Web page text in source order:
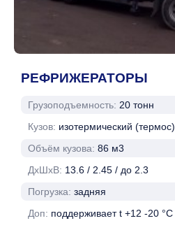
РЕФРИЖЕРАТОРЫ
Грузоподъемность: 20 тонн
Кузов: изотермический (термос)
Объём кузова: 86 м3
ДхШхВ: 13.6 / 2.45 / до 2.3
Погрузка: задняя
Доп: поддерживает t +12 -20 °C